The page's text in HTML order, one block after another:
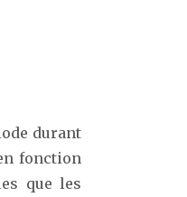
durant
fonction
que les